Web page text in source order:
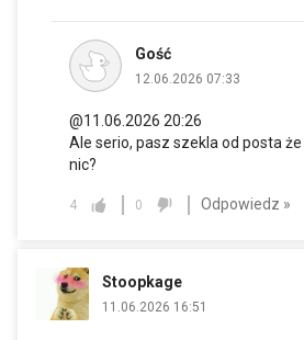
Gość
12.06.2026 07:33
@11.06.2026 20:26
Ale serio, pasz szekla od posta
nic?
4 0 Odpowiedz »
Stoopkage
11.06.2026 16:51